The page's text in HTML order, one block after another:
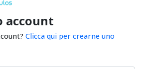
account
Clicca qui per crearne uno